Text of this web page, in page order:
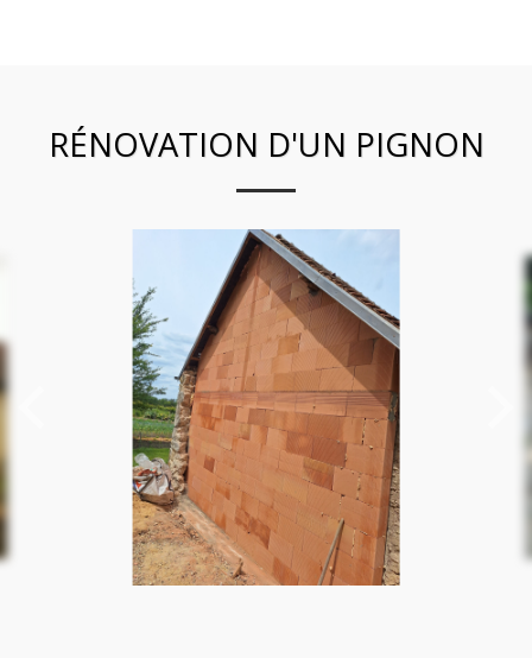
RÉNOVATION D'UN PIGNON